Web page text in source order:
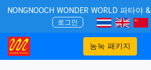
NONGNOOCH WONDER WORLD 파타야
로그인
농눅 패키지